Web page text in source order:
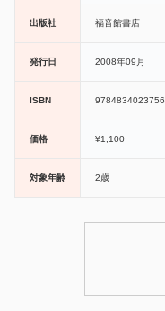
出版社 福音館書店
発行日 2008年09月
ISBN 9784834023756
価格 ¥1,100
対象年齢 2歳